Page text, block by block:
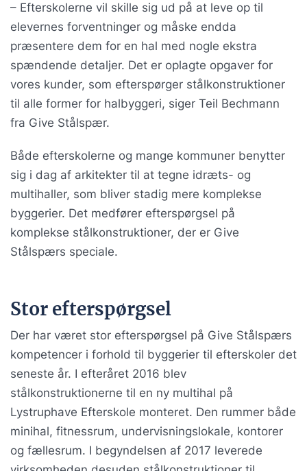
– Efterskolerne vil skille sig ud på at leve op til
elevernes forventninger og måske endda
præsentere dem for en hal med nogle ekstra
spændende detaljer. Det er oplagte opgaver for
vores kunder, som efterspørger stålkonstruktioner
til alle former for halbyggeri, siger Teil Bechmann
fra Give Stålspær.
Både efterskolerne og mange kommuner benytter
sig i dag af arkitekter til at tegne idræts- og
multihaller, som bliver stadig mere komplekse
byggerier. Det medfører efterspørgsel på
komplekse stålkonstruktioner, der er Give
Stålspærs speciale.
Stor efterspørgsel
Der har været stor efterspørgsel på Give Stålspærs
kompetencer i forhold til byggerier til efterskoler det
seneste år. I efteråret 2016 blev
stålkonstruktionerne til en ny multihal på
Lystruphave Efterskole monteret. Den rummer både
minihal, fitnessrum, undervisningslokale, kontorer
og fællesrum. I begyndelsen af 2017 leverede